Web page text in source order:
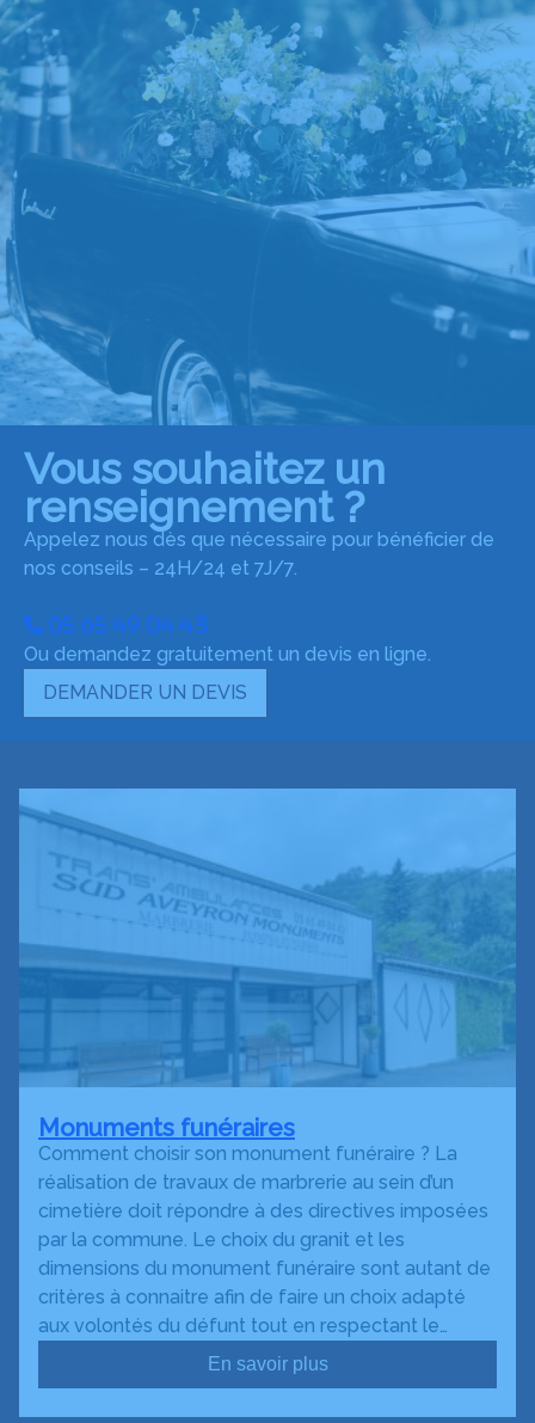
Vous souhaitez un
renseignement ?
Appelez nous dès que nécessaire pour bénéficier de
nos conseils – 24H/24 et 7J/7.
05 65 49 04 43
Ou demandez gratuitement un devis en ligne.
DEMANDER UN DEVIS
Monuments funéraires
Comment choisir son monument funéraire ? La
réalisation de travaux de marbrerie au sein d’un
cimetière doit répondre à des directives imposées
par la commune. Le choix du granit et les
dimensions du monument funéraire sont autant de
critères à connaitre afin de faire un choix adapté
aux volontés du défunt tout en respectant le…
En savoir plus